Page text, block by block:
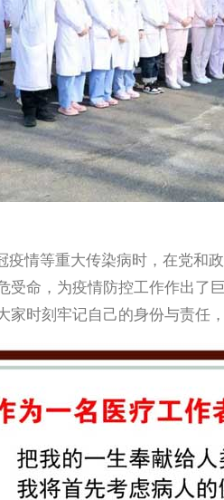
疫情等重大传染病时，在党和
受命，为疫情防控工作作出了
家时刻牢记自己的身份与责任